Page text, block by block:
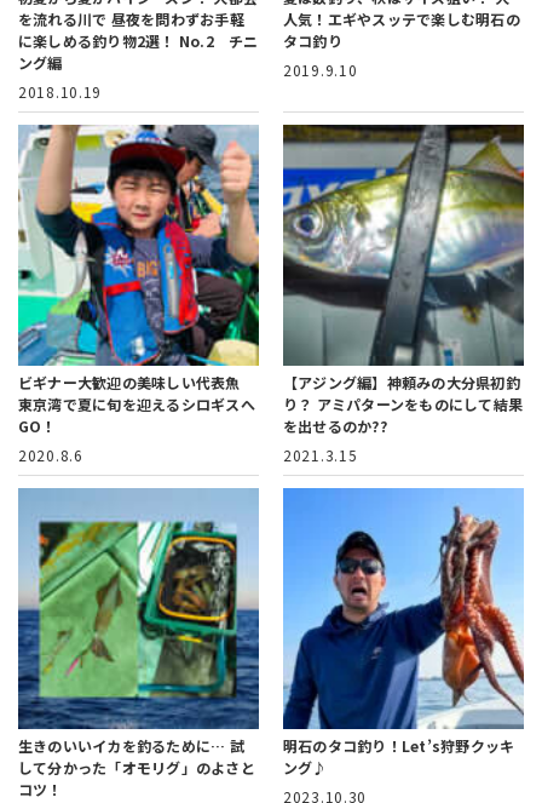
を流れる川で 昼夜を問わずお手軽
に楽しめる釣り物2選！ No.2 チニ
ング編
2018.10.19
人気！エギやスッテで楽しむ明石の
タコ釣り
2019.9.10
ビギナー大歓迎の美味しい代表魚
東京湾で夏に旬を迎えるシロギスへ
GO！
2020.8.6
【アジング編】神頼みの大分県初釣
り？ アミパターンをものにして結果
を出せるのか??
2021.3.15
生きのいいイカを釣るために… 試
して分かった「オモリグ」のよさと
コツ！
明石のタコ釣り！Let’s狩野クッキ
ング♪
2023.10.30